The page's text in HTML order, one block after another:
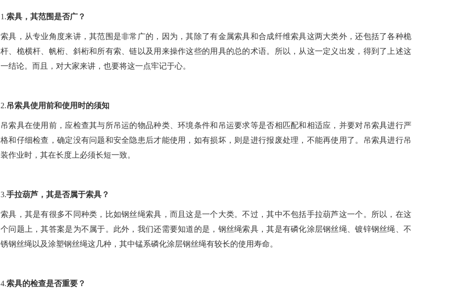
1.索具，其范围是否广？
索具，从专业角度来讲，其范围是非常广的，因为，其除了有金属索具和合成纤维索具这两大类外，还包括了各种桅
杆、桅横杆、 帆桁、斜桁和所有索、链以及用来操作这些的用具的总的术语。所以，从这一定义出发，得到了上述这
一结论。而且，对大家来讲，也要将这一点牢记于心。
2.吊索具使用前和使用时的须知
吊索具在使用前，应检查其与所吊运的物品种类、环境条件和吊运要求等是否相匹配和相适应，并要对吊索具进行严
格和仔细检查，确定没有问题和安全隐患后才能使用，如有损坏，则是进行报废处理，不能再使用了。吊索具进行吊
装作业时，其在长度上必须长短一致。
3.手拉葫芦，其是否属于索具？
索具，其是有很多不同种类，比如钢丝绳索具，而且这是一个大类。不过，其中不包括手拉葫芦这一个。所以，在这
个问题上，其答案是为不属于。此外，我们还需要知道的是，钢丝绳索具，其是有磷化涂层钢丝绳、镀锌钢丝绳、不
锈钢丝绳 以及涂塑钢丝绳这几种，其中锰系磷化涂层钢丝绳有较长的使用寿命。
4.索具的检查是否重要？